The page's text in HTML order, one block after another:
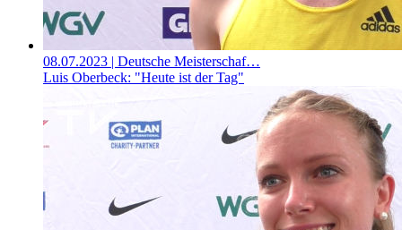
08.07.2023 | Deutsche Meisterschaf…
Luis Oberbeck: "Heute ist der Tag"